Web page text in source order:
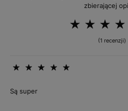
zbierającej
(1 recenzji)
Są super